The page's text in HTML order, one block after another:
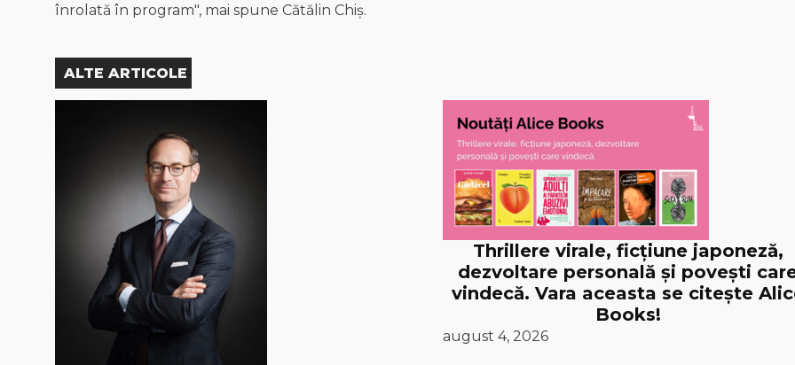
înrolată în program", mai spune Cătălin Chiș.
ALTE ARTICOLE
Thrillere virale, ficțiune japoneză,
dezvoltare personală și povești
vindecă. Vara aceasta se citește
Books!
august 4, 2026